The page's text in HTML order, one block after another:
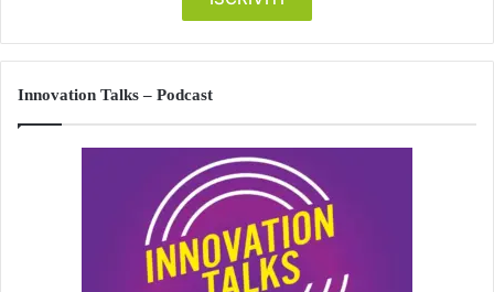
Innovation Talks – Podcast